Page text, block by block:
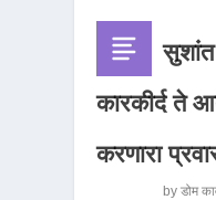
कारकीर्द ते
करणारा
byडोम